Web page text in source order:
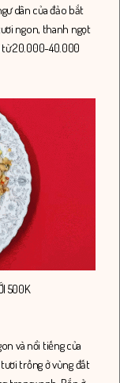
dân của đảo bắt
ngon, thanh ngọt
từ 20.000-40.000
500K
và nổi tiếng của
trồng ở vùng đất